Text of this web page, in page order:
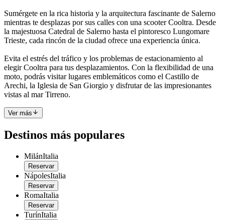
Sumérgete en la rica historia y la arquitectura fascinante de Salerno
mientras te desplazas por sus calles con una scooter Cooltra. Desde
la majestuosa Catedral de Salerno hasta el pintoresco Lungomare
Trieste, cada rincón de la ciudad ofrece una experiencia única.
Evita el estrés del tráfico y los problemas de estacionamiento al
elegir Cooltra para tus desplazamientos. Con la flexibilidad de una
moto, podrás visitar lugares emblemáticos como el Castillo de
Arechi, la Iglesia de San Giorgio y disfrutar de las impresionantes
vistas al mar Tirreno.
Ver más
Destinos más populares
MilánItalia
Reservar
NápolesItalia
Reservar
RomaItalia
Reservar
TurínItalia